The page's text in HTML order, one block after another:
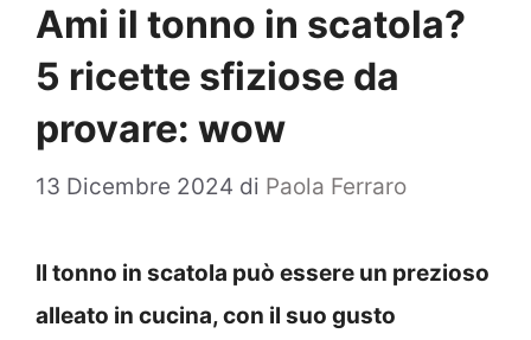
Ami il tonno in scatola?
5 ricette sfiziose da
provare: wow
13 Dicembre 2024 di Paola Ferraro
Il tonno in scatola può essere un prezioso
alleato in cucina, con il suo gusto